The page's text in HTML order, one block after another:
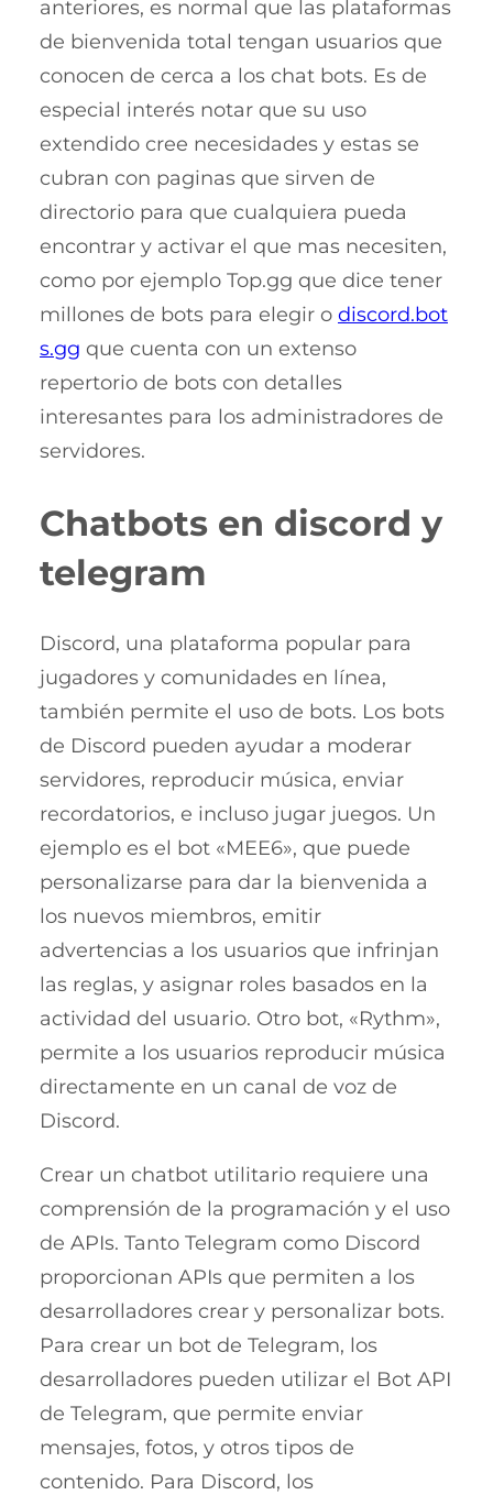
anteriores, es normal que las plataformas
de bienvenida total tengan usuarios que
conocen de cerca a los chat bots. Es de
especial interés notar que su uso
extendido cree necesidades y estas se
cubran con paginas que sirven de
directorio para que cualquiera pueda
encontrar y activar el que mas necesiten,
como por ejemplo Top.gg que dice tener
millones de bots para elegir o discord.bot
s.gg que cuenta con un extenso
repertorio de bots con detalles
interesantes para los administradores de
servidores.
Chatbots en discord y
telegram
Discord, una plataforma popular para
jugadores y comunidades en línea,
también permite el uso de bots. Los bots
de Discord pueden ayudar a moderar
servidores, reproducir música, enviar
recordatorios, e incluso jugar juegos. Un
ejemplo es el bot «MEE6», que puede
personalizarse para dar la bienvenida a
los nuevos miembros, emitir
advertencias a los usuarios que infrinjan
las reglas, y asignar roles basados en la
actividad del usuario. Otro bot, «Rythm»,
permite a los usuarios reproducir música
directamente en un canal de voz de
Discord.
Crear un chatbot utilitario requiere una
comprensión de la programación y el uso
de APIs. Tanto Telegram como Discord
proporcionan APIs que permiten a los
desarrolladores crear y personalizar bots.
Para crear un bot de Telegram, los
desarrolladores pueden utilizar el Bot API
de Telegram, que permite enviar
mensajes, fotos, y otros tipos de
contenido. Para Discord, los